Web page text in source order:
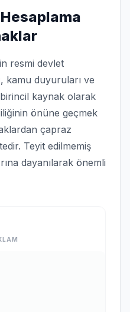
resmi devlet
kamu duyuruları ve
kaynak olarak
önüne geçmek
çapraz
Teyit edilmemiş
dayanılarak önemli